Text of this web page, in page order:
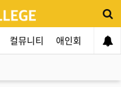
컬뮤니티 애인회 신입